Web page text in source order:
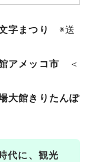
字まつり
※送
アメッコ市 ＜
大館きりたんぽ
代に、観光